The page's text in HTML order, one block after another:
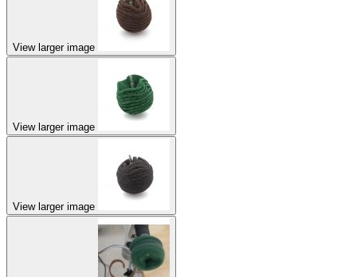
View larger image
View larger image
View larger image